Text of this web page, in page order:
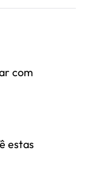
com
estas